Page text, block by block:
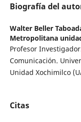
Biografía del
Walter Beller
Metropolitana
Profesor
Comunicación.
Unidad Xochimilco
Citas